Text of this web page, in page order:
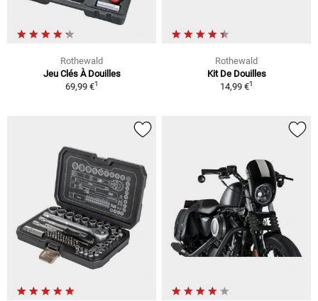
Rothewald
Jeu Clés À Douilles
69,99 €1
Rothewald
Kit De Douilles
14,99 €1